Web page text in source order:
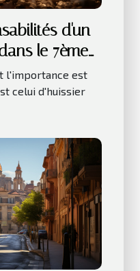
d'un
le 7ème
Paris
l'importance est
celui d'huissier